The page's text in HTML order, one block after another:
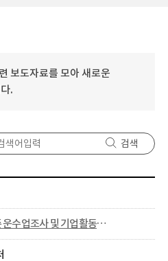
보도자료를 모아 새로운
.
검색
2025년 기준 운수업조사 및 기업활동조사 실시